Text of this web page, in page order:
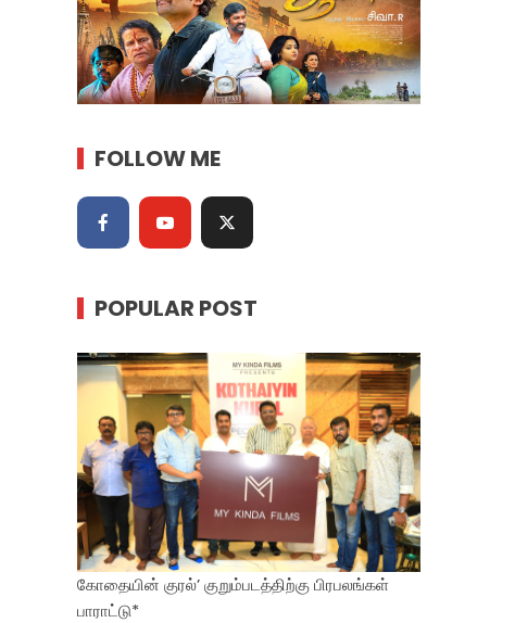
FOLLOW ME
POPULAR POST
கோதையின் குரல்’ குறும்படத்திற்கு பிரபலங்கள்
பாராட்டு*